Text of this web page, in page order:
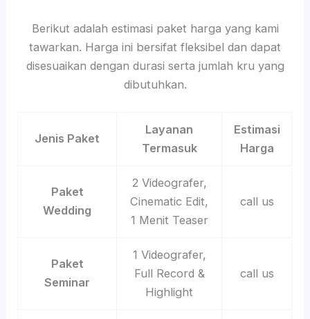
Berikut adalah estimasi paket harga yang kami
tawarkan. Harga ini bersifat fleksibel dan dapat
disesuaikan dengan durasi serta jumlah kru yang
dibutuhkan.
Jenis Paket
Layanan
Termasuk
Estimasi
Harga
Paket
Wedding
2 Videografer,
Cinematic Edit,
1 Menit Teaser
call us
Paket
Seminar
1 Videografer,
Full Record &
Highlight
call us